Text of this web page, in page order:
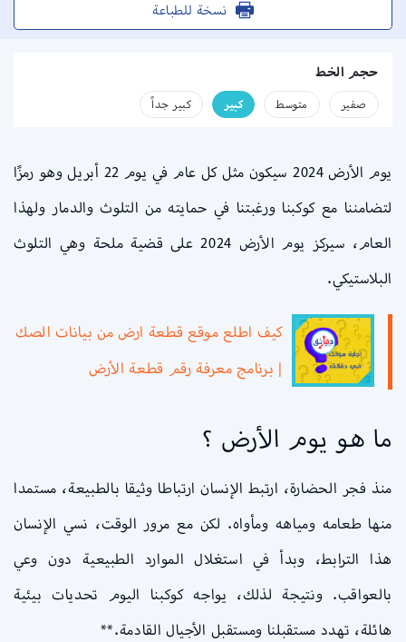
نسخة للطباعة
حجم الخط
صفير متوسط كبير كبير جداً
يوم الأرض 2024 سيكون مثل كل عام في يوم 22 أبريل وهو رمزًا
لتضامننا مع كوكبنا ورغبتنا في حمايته من التلوث والدمار ولهذا
العام، سيركز يوم الأرض 2024 على قضية ملحة وهي التلوث
البلاستيكي.
كيف اطلع موقع قطعة ارض من بيانات الصك
| برنامج معرفة رقم قطعة الأرض
ما هو يوم الأرض ؟
منذ فجر الحضارة، ارتبط الإنسان ارتباطا وثيقا بالطبيعة، مستمدا
منها طعامه ومياهه ومأواه. لكن مع مرور الوقت، نسي الإنسان
هذا الترابط، وبدأ في استغلال الموارد الطبيعية دون وعي
بالعواقب. ونتيجة لذلك، يواجه كوكبنا اليوم تحديات بيئية
هائلة، تهدد مستقبلنا ومستقبل الأجيال القادمة.**